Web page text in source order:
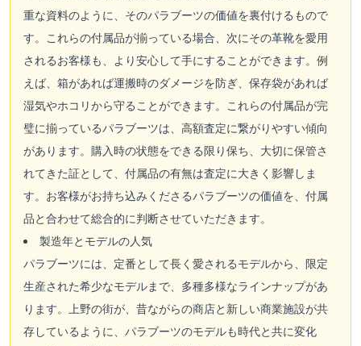
重な資料のように、そのパラブーツの価値を裏付けるもので
す。これらの付属品が揃っている場合、次にその革靴を愛用
されるお客様も、より安心して手にすることができます。例
えば、箱があれば運搬時のダメージを防ぎ、保存袋があれば
湿気やホコリから守ることができます。これらの付属品が完
璧に揃っているパラブーツは、高額査定に繋がりやすい傾向
があります。購入時の状態をできる限り保ち、大切に保管さ
れてきた証として、付属品の有無は査定に大きく影響しま
す。お客様がお持ち込みくださるパラブーツの価値を、付属
品と合わせて総合的に判断させていただきます。
製造年とモデルの人気
パラブーツには、定番として長く愛されるモデルから、限定
生産された希少なモデルまで、多種多様なラインナップがあ
ります。上野の街が、昔ながらの商店と新しい商業施設が共
存しているように、パラブーツのモデルも時代と共に変化